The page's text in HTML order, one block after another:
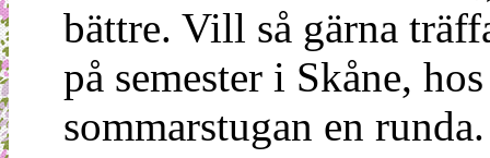
bättre. Vill så gärna
på semester i Skåne,
sommarstugan en